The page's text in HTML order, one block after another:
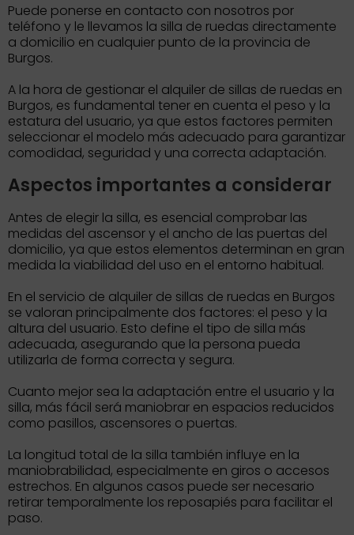
Puede ponerse en contacto con nosotros por
teléfono y le llevamos la silla de ruedas directamente
a domicilio en cualquier punto de la provincia de
Burgos.
A la hora de gestionar el alquiler de sillas de ruedas en
Burgos, es fundamental tener en cuenta el peso y la
estatura del usuario, ya que estos factores permiten
seleccionar el modelo más adecuado para garantizar
comodidad, seguridad y una correcta adaptación.
Aspectos importantes a considerar
Antes de elegir la silla, es esencial comprobar las
medidas del ascensor y el ancho de las puertas del
domicilio, ya que estos elementos determinan en gran
medida la viabilidad del uso en el entorno habitual.
En el servicio de alquiler de sillas de ruedas en Burgos
se valoran principalmente dos factores: el peso y la
altura del usuario. Esto define el tipo de silla más
adecuada, asegurando que la persona pueda
utilizarla de forma correcta y segura.
Cuanto mejor sea la adaptación entre el usuario y la
silla, más fácil será maniobrar en espacios reducidos
como pasillos, ascensores o puertas.
La longitud total de la silla también influye en la
maniobrabilidad, especialmente en giros o accesos
estrechos. En algunos casos puede ser necesario
retirar temporalmente los reposapiés para facilitar el
paso.